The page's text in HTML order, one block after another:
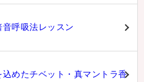
呼吸法レッスン
めたチベット・真マントラ香